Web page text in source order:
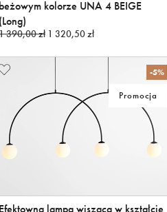
beżowym kolorze UNA 4 BEIGE
(Long)
390,00 zł 1 320,50 zł
-5%
Promocja
Efektowna lampa wisząca w kształcie